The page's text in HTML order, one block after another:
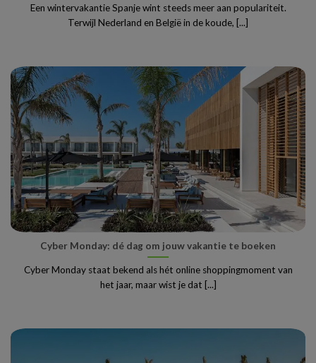
Een wintervakantie Spanje wint steeds meer aan populariteit.
Terwijl Nederland en België in de koude, [...]
Cyber Monday: dé dag om jouw vakantie te boeken
Cyber Monday staat bekend als hét online shoppingmoment van
het jaar, maar wist je dat [...]